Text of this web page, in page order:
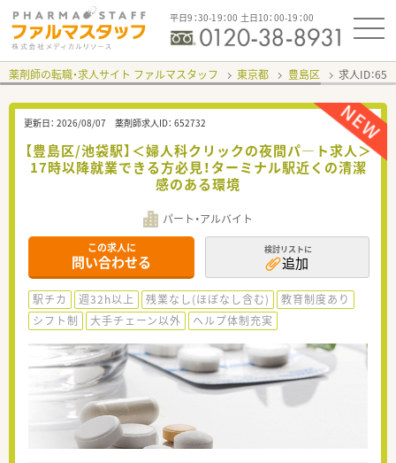
平日9：30-19：00 土日10：00-19：00
薬剤師の転職・求人サイト ファルマスタッフ 東京都 豊島区 求人ID：
更新日： 2026/08/07 薬剤師求人ID： 652732
【豊島区/池袋駅】＜婦人科クリックの夜間パ―ト求人＞
17時以降就業できる方必見！ターミナル駅近くの清潔
感のある環境
パート・アルバイト
この求人に
問い合わせる
検討リストに
追加
駅チカ 週32h以上 残業なし(ほぼなし含む)
教育制度あり
シフト制
大手チェーン以外 ヘルプ体制充実